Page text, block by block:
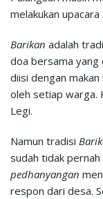
melakukan upacara
Barikan adalah
doa bersama yang
diisi dengan
oleh setiap warga.
Legi.
Namun tradisi
sudah tidak pernah
pedhanyangan
respon dari desa.